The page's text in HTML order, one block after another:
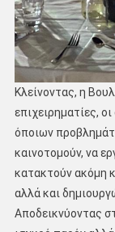
Κλείνοντας, η
επιχειρηματίες,
όποιων
καινοτομούν, να
κατακτούν ακόμη
αλλά και
Αποδεικνύοντας